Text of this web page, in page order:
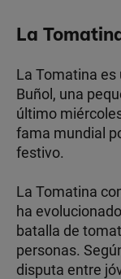
La
La Tomatina es
Buñol, una
último
fama mundial
festivo.
La Tomatina
ha
batalla de
personas.
disputa entre